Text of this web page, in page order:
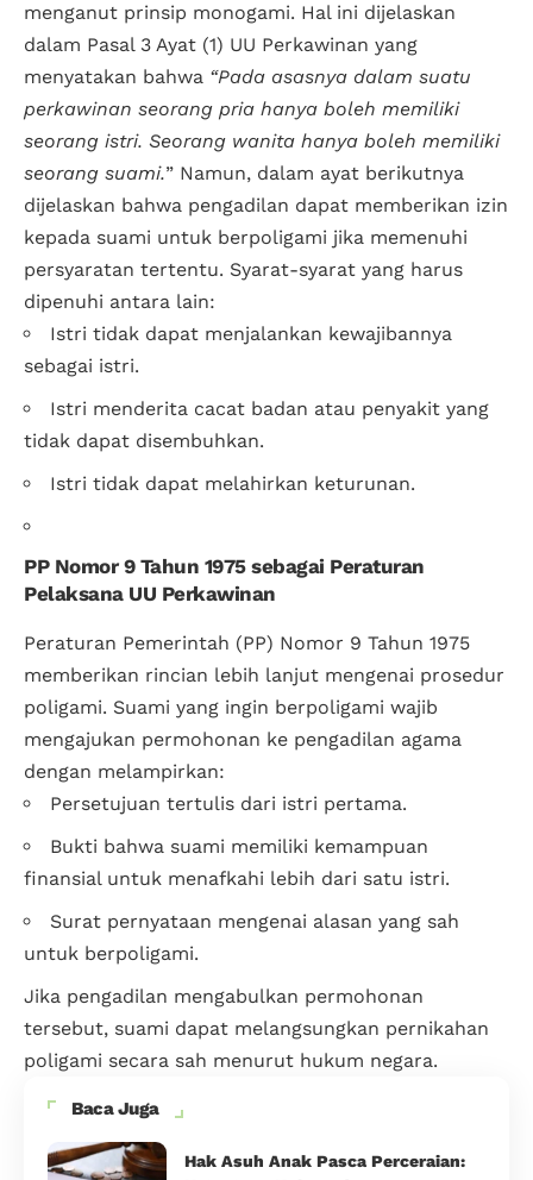
menganut prinsip monogami. Hal ini dijelaskan
dalam Pasal 3 Ayat (1) UU Perkawinan yang
menyatakan bahwa “Pada asasnya dalam suatu
perkawinan seorang pria hanya boleh memiliki
seorang istri. Seorang wanita hanya boleh memiliki
seorang suami.” Namun, dalam ayat berikutnya
dijelaskan bahwa pengadilan dapat memberikan izin
kepada suami untuk berpoligami jika memenuhi
persyaratan tertentu. Syarat-syarat yang harus
dipenuhi antara lain:
Istri tidak dapat menjalankan kewajibannya
sebagai istri.
Istri menderita cacat badan atau penyakit yang
tidak dapat disembuhkan.
Istri tidak dapat melahirkan keturunan.
PP Nomor 9 Tahun 1975 sebagai Peraturan
Pelaksana UU Perkawinan
Peraturan Pemerintah (PP) Nomor 9 Tahun 1975
memberikan rincian lebih lanjut mengenai prosedur
poligami. Suami yang ingin berpoligami wajib
mengajukan permohonan ke pengadilan agama
dengan melampirkan:
Persetujuan tertulis dari istri pertama.
Bukti bahwa suami memiliki kemampuan
finansial untuk menafkahi lebih dari satu istri.
Surat pernyataan mengenai alasan yang sah
untuk berpoligami.
Jika pengadilan mengabulkan permohonan
tersebut, suami dapat melangsungkan pernikahan
poligami secara sah menurut hukum negara.
Baca Juga
Hak Asuh Anak Pasca Perceraian: